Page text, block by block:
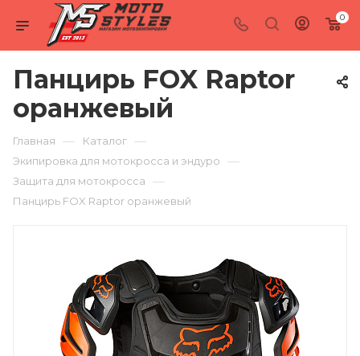
0
Панцирь FOX Raptor
оранжевый
Главная — Каталог —
Экипировка для мотокросса и эндуро —
Защита для мотокросса —
Панцирь FOX Raptor оранжевый